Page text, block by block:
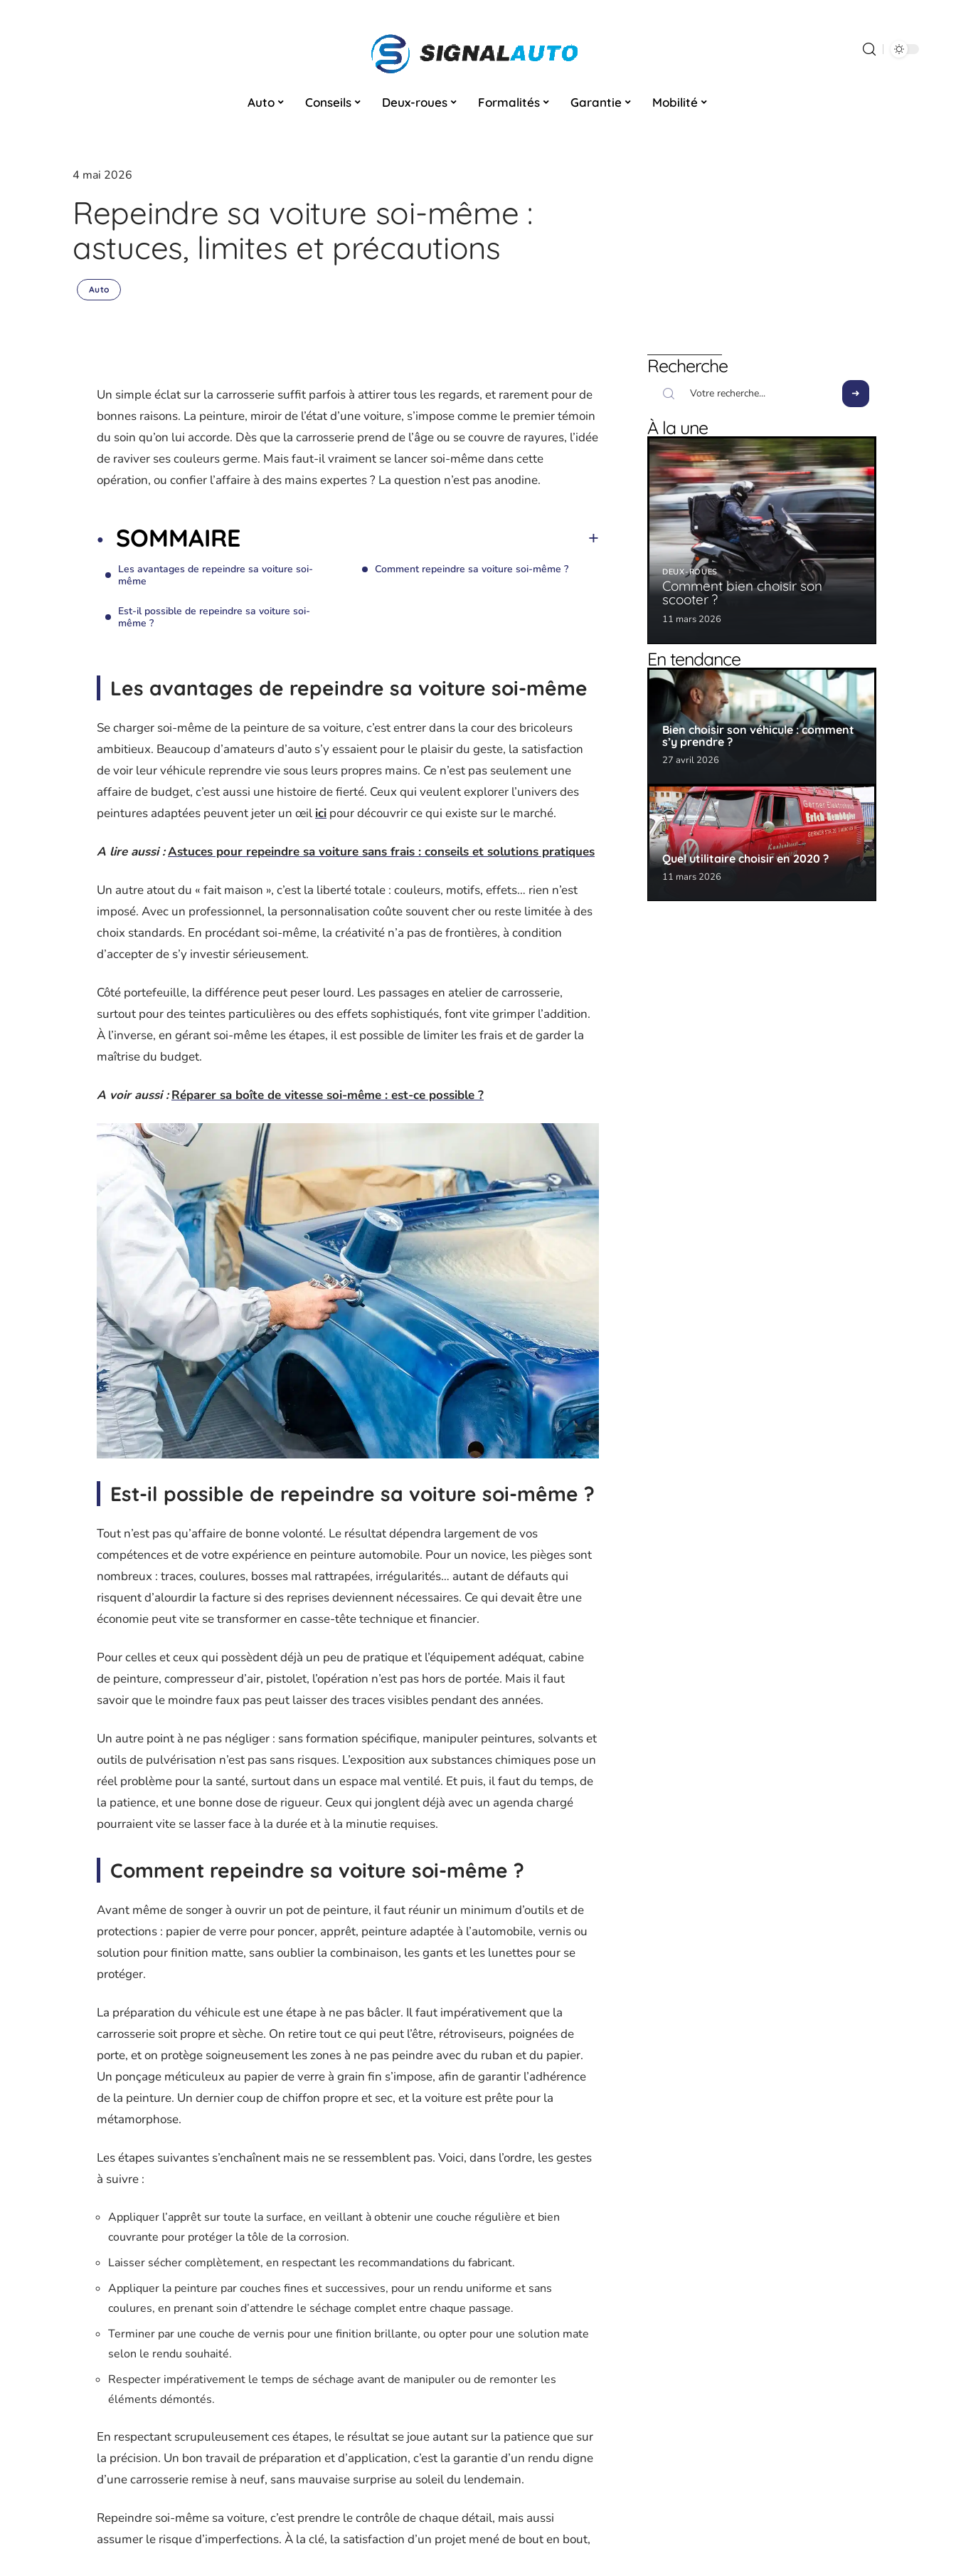
Auto Conseils Deux-roues Formalités Garantie Mobilité
4 mai 2026
Repeindre sa voiture soi-même :
astuces, limites et précautions
Auto
Un simple éclat sur la carrosserie suffit parfois à attirer tous les regards, et rarement pour de
bonnes raisons. La peinture, miroir de l’état d’une voiture, s’impose comme le premier témoin
du soin qu’on lui accorde. Dès que la carrosserie prend de l’âge ou se couvre de rayures, l’idée
de raviver ses couleurs germe. Mais faut-il vraiment se lancer soi-même dans cette
opération, ou confier l’affaire à des mains expertes ? La question n’est pas anodine.
SOMMAIRE
Les avantages de repeindre sa voiture soi-
même
Est-il possible de repeindre sa voiture soi-
même ?
Comment repeindre sa voiture soi-même ?
Les avantages de repeindre sa voiture soi-même
Se charger soi-même de la peinture de sa voiture, c’est entrer dans la cour des bricoleurs
ambitieux. Beaucoup d’amateurs d’auto s’y essaient pour le plaisir du geste, la satisfaction
de voir leur véhicule reprendre vie sous leurs propres mains. Ce n’est pas seulement une
affaire de budget, c’est aussi une histoire de fierté. Ceux qui veulent explorer l’univers des
peintures adaptées peuvent jeter un œil ici pour découvrir ce qui existe sur le marché.
A lire aussi :Astuces pour repeindre sa voiture sans frais : conseils et solutions pratiques
Un autre atout du « fait maison », c’est la liberté totale : couleurs, motifs, effets… rien n’est
imposé. Avec un professionnel, la personnalisation coûte souvent cher ou reste limitée à des
choix standards. En procédant soi-même, la créativité n’a pas de frontières, à condition
d’accepter de s’y investir sérieusement.
Côté portefeuille, la différence peut peser lourd. Les passages en atelier de carrosserie,
surtout pour des teintes particulières ou des effets sophistiqués, font vite grimper l’addition.
À l’inverse, en gérant soi-même les étapes, il est possible de limiter les frais et de garder la
maîtrise du budget.
A voir aussi : Réparer sa boîte de vitesse soi-même : est-ce possible ?
Est-il possible de repeindre sa voiture soi-même ?
Tout n’est pas qu’affaire de bonne volonté. Le résultat dépendra largement de vos
compétences et de votre expérience en peinture automobile. Pour un novice, les pièges sont
nombreux : traces, coulures, bosses mal rattrapées, irrégularités… autant de défauts qui
risquent d’alourdir la facture si des reprises deviennent nécessaires. Ce qui devait être une
économie peut vite se transformer en casse-tête technique et financier.
Pour celles et ceux qui possèdent déjà un peu de pratique et l’équipement adéquat, cabine
de peinture, compresseur d’air, pistolet, l’opération n’est pas hors de portée. Mais il faut
savoir que le moindre faux pas peut laisser des traces visibles pendant des années.
Un autre point à ne pas négliger : sans formation spécifique, manipuler peintures, solvants et
outils de pulvérisation n’est pas sans risques. L’exposition aux substances chimiques pose un
réel problème pour la santé, surtout dans un espace mal ventilé. Et puis, il faut du temps, de
la patience, et une bonne dose de rigueur. Ceux qui jonglent déjà avec un agenda chargé
pourraient vite se lasser face à la durée et à la minutie requises.
Comment repeindre sa voiture soi-même ?
Avant même de songer à ouvrir un pot de peinture, il faut réunir un minimum d’outils et de
protections : papier de verre pour poncer, apprêt, peinture adaptée à l’automobile, vernis ou
solution pour finition matte, sans oublier la combinaison, les gants et les lunettes pour se
protéger.
La préparation du véhicule est une étape à ne pas bâcler. Il faut impérativement que la
carrosserie soit propre et sèche. On retire tout ce qui peut l’être, rétroviseurs, poignées de
porte, et on protège soigneusement les zones à ne pas peindre avec du ruban et du papier.
Un ponçage méticuleux au papier de verre à grain fin s’impose, afin de garantir l’adhérence
de la peinture. Un dernier coup de chiffon propre et sec, et la voiture est prête pour la
métamorphose.
Les étapes suivantes s’enchaînent mais ne se ressemblent pas. Voici, dans l’ordre, les gestes
à suivre :
Appliquer l’apprêt sur toute la surface, en veillant à obtenir une couche régulière et bien
couvrante pour protéger la tôle de la corrosion.
Laisser sécher complètement, en respectant les recommandations du fabricant.
Appliquer la peinture par couches fines et successives, pour un rendu uniforme et sans
coulures, en prenant soin d’attendre le séchage complet entre chaque passage.
Terminer par une couche de vernis pour une finition brillante, ou opter pour une solution mate
selon le rendu souhaité.
Respecter impérativement le temps de séchage avant de manipuler ou de remonter les
éléments démontés.
En respectant scrupuleusement ces étapes, le résultat se joue autant sur la patience que sur
la précision. Un bon travail de préparation et d’application, c’est la garantie d’un rendu digne
d’une carrosserie remise à neuf, sans mauvaise surprise au soleil du lendemain.
Repeindre soi-même sa voiture, c’est prendre le contrôle de chaque détail, mais aussi
assumer le risque d’imperfections. À la clé, la satisfaction d’un projet mené de bout en bout,
Recherche
À la une
DEUX-ROUES
Comment bien choisir son
scooter ?
11 mars 2026
En tendance
Bien choisir son véhicule : comment
s’y prendre ?
27 avril 2026
Quel utilitaire choisir en 2020 ?
11 mars 2026